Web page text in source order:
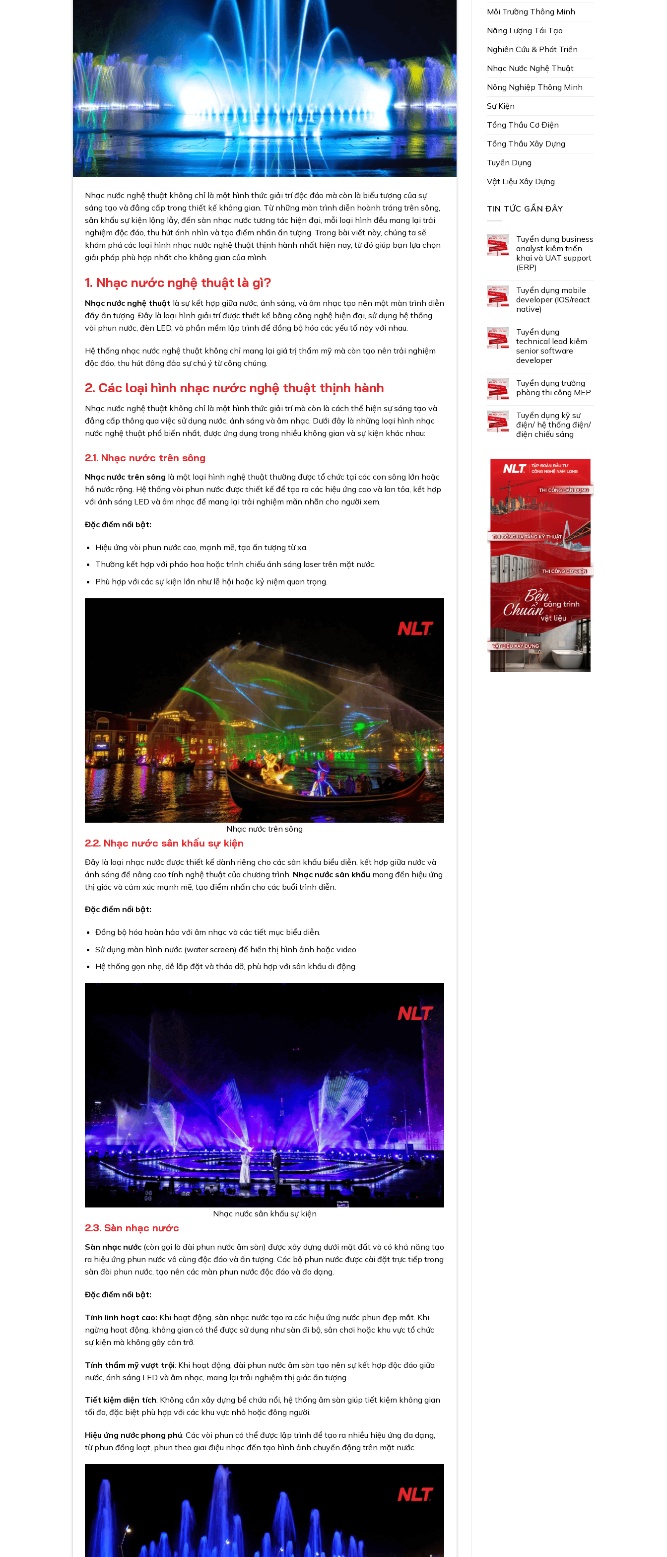
Nhạc nước nghệ thuật không chỉ là một hình thức giải trí độc đáo mà còn là biểu tượng của sự
sáng tạo và đẳng cấp trong thiết kế không gian. Từ những màn trình diễn hoành tráng trên sông,
sân khấu sự kiện lộng lẫy, đến sàn nhạc nước tương tác hiện đại, mỗi loại hình đều mang lại trải
nghiệm độc đáo, thu hút ánh nhìn và tạo điểm nhấn ấn tượng. Trong bài viết này, chúng ta sẽ
khám phá các loại hình nhạc nước nghệ thuật thịnh hành nhất hiện nay, từ đó giúp bạn lựa chọn
giải pháp phù hợp nhất cho không gian của mình.
1. Nhạc nước nghệ thuật là gì?
Nhạc nước nghệ thuật là sự kết hợp giữa nước, ánh sáng, và âm nhạc tạo nên một màn trình diễn
đầy ấn tượng. Đây là loại hình giải trí được thiết kế bằng công nghệ hiện đại, sử dụng hệ thống
vòi phun nước, đèn LED, và phần mềm lập trình để đồng bộ hóa các yếu tố này với nhau.
Hệ thống nhạc nước nghệ thuật không chỉ mang lại giá trị thẩm mỹ mà còn tạo nên trải nghiệm
độc đáo, thu hút đông đảo sự chú ý từ công chúng.
2. Các loại hình nhạc nước nghệ thuật thịnh hành
Nhạc nước nghệ thuật không chỉ là một hình thức giải trí mà còn là cách thể hiện sự sáng tạo và
đẳng cấp thông qua việc sử dụng nước, ánh sáng và âm nhạc. Dưới đây là những loại hình nhạc
nước nghệ thuật phổ biến nhất, được ứng dụng trong nhiều không gian và sự kiện khác nhau:
2.1. Nhạc nước trên sông
Nhạc nước trên sông là một loại hình nghệ thuật thường được tổ chức tại các con sông lớn hoặc
hồ nước rộng. Hệ thống vòi phun nước được thiết kế để tạo ra các hiệu ứng cao và lan tỏa, kết hợp
với ánh sáng LED và âm nhạc để mang lại trải nghiệm mãn nhãn cho người xem.
Đặc điểm nổi bật:
Hiệu ứng vòi phun nước cao, mạnh mẽ, tạo ấn tượng từ xa.
Thường kết hợp với pháo hoa hoặc trình chiếu ánh sáng laser trên mặt nước.
Phù hợp với các sự kiện lớn như lễ hội hoặc kỷ niệm quan trọng.
Nhạc nước trên sông
2.2. Nhạc nước sân khấu sự kiện
Đây là loại nhạc nước được thiết kế dành riêng cho các sân khấu biểu diễn, kết hợp giữa nước và
ánh sáng để nâng cao tính nghệ thuật của chương trình. Nhạc nước sân khấu mang đến hiệu ứng
thị giác và cảm xúc mạnh mẽ, tạo điểm nhấn cho các buổi trình diễn.
Đặc điểm nổi bật:
Đồng bộ hóa hoàn hảo với âm nhạc và các tiết mục biểu diễn.
Sử dụng màn hình nước (water screen) để hiển thị hình ảnh hoặc video.
Hệ thống gọn nhẹ, dễ lắp đặt và tháo dỡ, phù hợp với sân khấu di động.
Nhạc nước sân khấu sự kiện
2.3. Sàn nhạc nước
Sàn nhạc nước (còn gọi là đài phun nước âm sàn) được xây dựng dưới mặt đất và có khả năng tạo
ra hiệu ứng phun nước vô cùng độc đáo và ấn tượng. Các bộ phun nước được cài đặt trực tiếp trong
sàn đài phun nước, tạo nên các màn phun nước độc đáo và đa dạng.
Đặc điểm nổi bật:
Tính linh hoạt cao: Khi hoạt động, sàn nhạc nước tạo ra các hiệu ứng nước phun đẹp mắt. Khi
ngừng hoạt động, không gian có thể được sử dụng như sàn đi bộ, sân chơi hoặc khu vực tổ chức
sự kiện mà không gây cản trở.
Tính thẩm mỹ vượt trội: Khi hoạt động, đài phun nước âm sàn tạo nên sự kết hợp độc đáo giữa
nước, ánh sáng LED và âm nhạc, mang lại trải nghiệm thị giác ấn tượng.
Tiết kiệm diện tích: Không cần xây dựng bể chứa nổi, hệ thống âm sàn giúp tiết kiệm không gian
tối đa, đặc biệt phù hợp với các khu vực nhỏ hoặc đông người.
Hiệu ứng nước phong phú: Các vòi phun có thể được lập trình để tạo ra nhiều hiệu ứng đa dạng,
từ phun đồng loạt, phun theo giai điệu nhạc đến tạo hình ảnh chuyển động trên mặt nước.
Môi Trường Thông Minh
Năng Lượng Tái Tạo
Nghiên Cứu & Phát Triển
Nhạc Nước Nghệ Thuật
Nông Nghiệp Thông Minh
Sự Kiện
Tổng Thầu Cơ Điện
Tổng Thầu Xây Dựng
Tuyển Dụng
Vật Liệu Xây Dựng
TIN TỨC GẦN ĐÂY
Tuyển dụng business
analyst kiêm triển
khai và UAT support
(ERP)
Tuyển dụng mobile
developer (IOS/react
native)
Tuyển dụng
technical lead kiêm
senior software
developer
Tuyển dụng trưởng
phòng thi công MEP
Tuyển dụng kỹ sư
điện/ hệ thống điện/
điện chiếu sáng